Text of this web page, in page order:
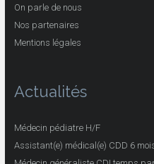
On parle de nous
Nos partenaires
Mentions légales
Actualités
Médecin pédiatre H/F
Assistant(e) médical(e) CDD 6